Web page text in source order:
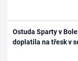
Ostuda Sparty v
doplatila na třesk v